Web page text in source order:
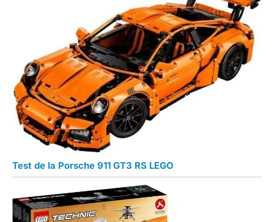
Test de la Porsche 911 GT3 RS LEGO